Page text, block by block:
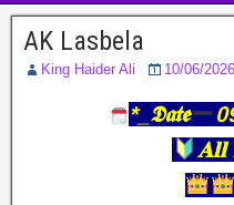
AK Lasbela
King Haider Ali 10/06/2026
*_𝕯𝖆𝖙𝖊